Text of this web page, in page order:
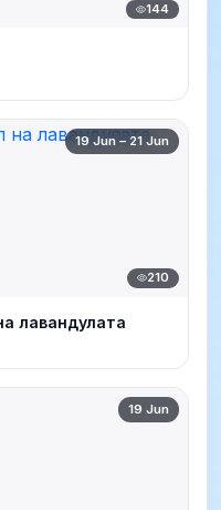
144
19 Jun – 21 Jun
210
лавандулата
19 Jun